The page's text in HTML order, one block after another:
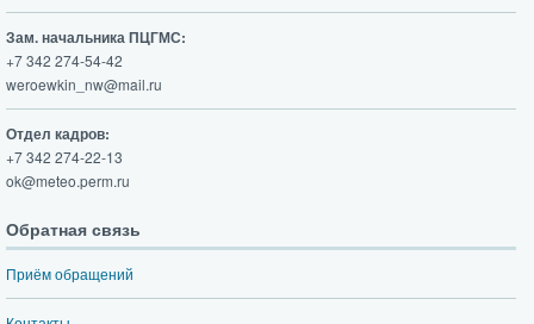
Зам. начальника ПЦГМС:
+7 342 274-54-42
weroewkin_nw@mail.ru
Отдел кадров:
+7 342 274-22-13
ok@meteo.perm.ru
Обратная связь
Приём обращений